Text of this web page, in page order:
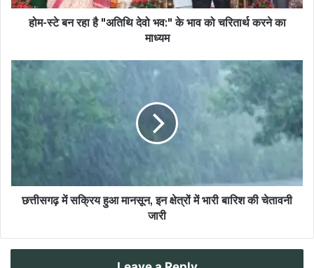
होम-स्टे बन रहा है "अतिथि देवो भव:" के भाव को चरितार्थ करने का
माध्यम
छत्तीसगढ़ में सक्रिय हुआ मानसून, इन क्षेत्रों में भारी बारिश की चेतावनी
जारी